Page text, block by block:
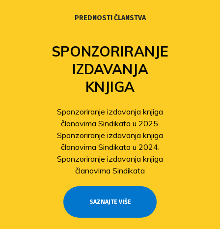
PREDNOSTI ČLANSTVA
SPONZORIRANJE
IZDAVANJA
KNJIGA
Sponzoriranje izdavanja knjiga
članovima Sindikata u 2025.
Sponzoriranje izdavanja knjiga
članovima Sindikata u 2024.
Sponzoriranje izdavanja knjiga
članovima Sindikata
SAZNAJTE VIŠE